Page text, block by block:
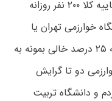
۱۰۵۴. تو رشتمم که مجموعه علوم جغرافیاییه کلا ۲۰۰ نفر روزانه
خوارزمی تهران یا
تربیت مدرس دربیام؟؟ مسلما اگه سهمیه ۲۵ درصد خالی بمونه به
دو تا گرایش
زدم و دانشگاه تربیت